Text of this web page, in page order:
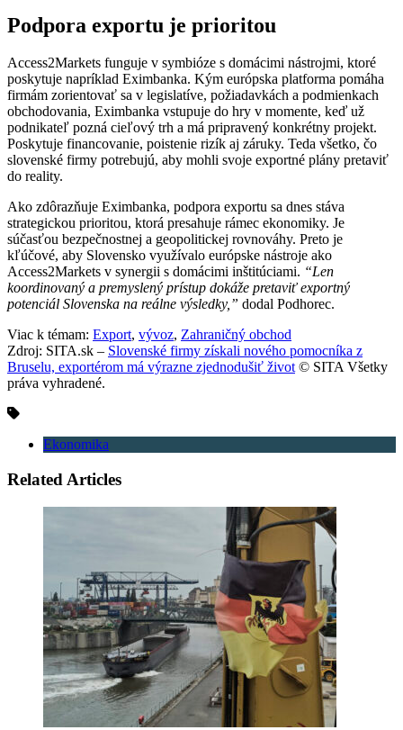
Podpora exportu je prioritou
Access2Markets funguje v symbióze s domácimi nástrojmi, ktoré
poskytuje napríklad Eximbanka. Kým európska platforma pomáha
firmám zorientovať sa v legislatíve, požiadavkách a podmienkach
obchodovania, Eximbanka vstupuje do hry v momente, keď už
podnikateľ pozná cieľový trh a má pripravený konkrétny projekt.
Poskytuje financovanie, poistenie rizík aj záruky. Teda všetko, čo
slovenské firmy potrebujú, aby mohli svoje exportné plány pretaviť
do reality.
Ako zdôrazňuje Eximbanka, podpora exportu sa dnes stáva
strategickou prioritou, ktorá presahuje rámec ekonomiky. Je
súčasťou bezpečnostnej a geopolitickej rovnováhy. Preto je
kľúčové, aby Slovensko využívalo európske nástroje ako
Access2Markets v synergii s domácimi inštitúciami. “Len
koordinovaný a premyslený prístup dokáže pretaviť exportný
potenciál Slovenska na reálne výsledky,” dodal Podhorec.
Viac k témam: Export, vývoz, Zahraničný obchod
Zdroj: SITA.sk – Slovenské firmy získali nového pomocníka z
Bruselu, exportérom má výrazne zjednodušiť život© SITA Všetky
práva vyhradené.
Ekonomika
Related Articles